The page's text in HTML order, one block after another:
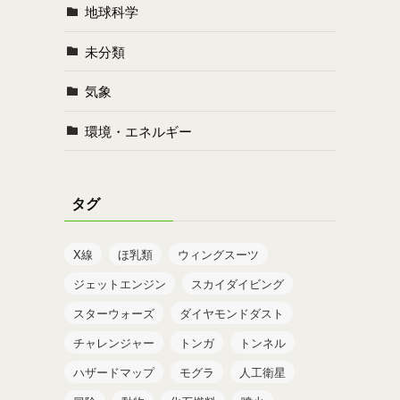
地球科学
未分類
気象
環境・エネルギー
タグ
X線 ほ乳類
ウィングスーツ
ジェットエンジン
スカイダイビング
スターウォーズ
ダイヤモンドダスト
チャレンジャー
トンガ
トンネル
ハザードマップ
モグラ
人工衛星